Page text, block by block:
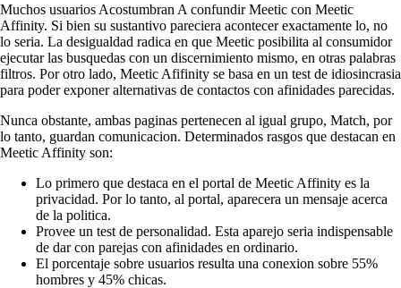
Muchos usuarios Acostumbran A confundir Meetic con Meetic
Affinity. Si bien su sustantivo pareciera acontecer exactamente lo, no
lo seri­a. La desigualdad radica en que Meetic posibilita al consumidor
ejecutar las busquedas con un discernimiento mismo, en otras palabras
filtros. Por otro lado, Meetic Afifinity se basa en un test de idiosincrasia
para poder exponer alternativas de contactos con afinidades parecidas.
Nunca obstante, ambas paginas pertenecen al igual grupo, Match, por
lo tanto, guardan comunicacion. Determinados rasgos que destacan en
Meetic Affinity son:
Lo primero que destaca en el portal de Meetic Affinity es la
privacidad. Por lo tanto, al portal, aparecera un mensaje acerca
de la politica.
Provee un test de personalidad. Esta aparejo seri­a indispensable
de dar con parejas con afinidades en ordinario.
El porcentaje sobre usuarios resulta una conexion sobre 55%
hombres y 45% chicas.